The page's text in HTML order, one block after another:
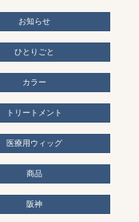
お知らせ
ひとりごと
カラー
トリートメント
医療用ウィッグ
商品
阪神